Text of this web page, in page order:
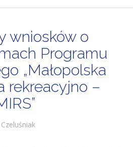
wniosków o
Programu
„Małopolska
rekreacyjno –